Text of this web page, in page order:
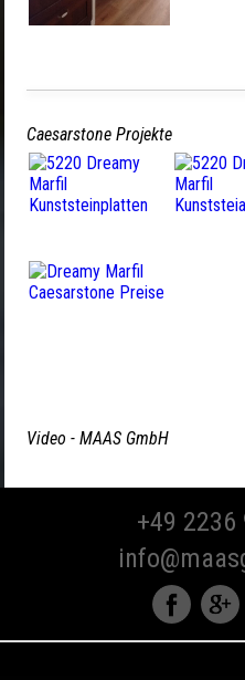
Caesarstone Projekte
Video - MAAS GmbH
+49 2236